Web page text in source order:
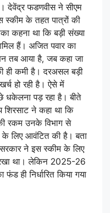
देवेंद्र फडणवीस ने सीएम
स्कीम के तहत पात्रों की
कहना था कि बड़ी संख्या
हैं। अजित पवार का
तब आया है, जब कहा जा
ही कमी है। दरअसल बड़ी
हो रही है। ऐसे में
धकेलना पड़ रहा है। बीते
शिरसाट ने कहा था कि
रकम उनके विभाग से
के लिए आवंटित की है। बता
ने इस स्कीम के लिए
था। लेकिन 2025-26
ही निर्धारित किया गया